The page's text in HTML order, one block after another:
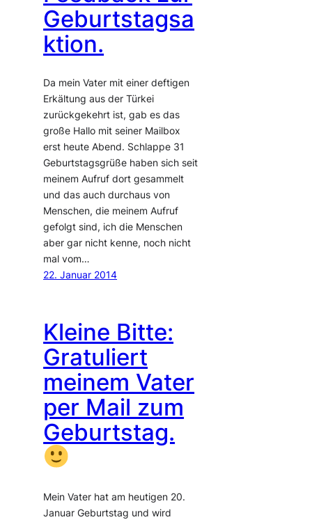
Geburtstagsa
ktion.
Da mein Vater mit einer deftigen
Erkältung aus der Türkei
zurückgekehrt ist, gab es das
große Hallo mit seiner Mailbox
erst heute Abend. Schlappe 31
Geburtstagsgrüße haben sich seit
meinem Aufruf dort gesammelt
und das auch durchaus von
Menschen, die meinem Aufruf
gefolgt sind, ich die Menschen
aber gar nicht kenne, noch nicht
mal vom…
22. Januar 2014
Kleine Bitte:
Gratuliert
meinem Vater
per Mail zum
Geburtstag.
Mein Vater hat am heutigen 20.
Januar Geburtstag und wird